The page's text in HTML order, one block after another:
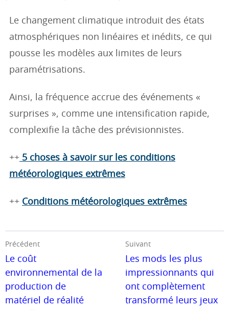
Le changement climatique introduit des états
atmosphériques non linéaires et inédits, ce qui
pousse les modèles aux limites de leurs
paramétrisations.
Ainsi, la fréquence accrue des événements «
surprises », comme une intensification rapide,
complexifie la tâche des prévisionnistes.
++ 5 choses à savoir sur les conditions
météorologiques extrêmes
++ Conditions météorologiques extrêmes
Précédent
Le coût
environnemental de la
production de
matériel de réalité
Suivant
Les mods les plus
impressionnants qui
ont complètement
transformé leurs jeux